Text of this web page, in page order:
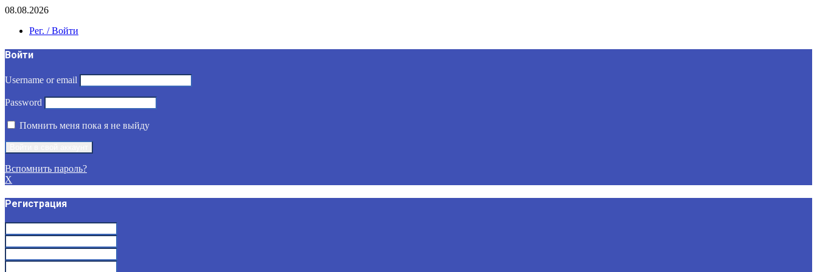
08.08.2026
Рег. / Войти
Войти
Username or email
Password
Помнить меня пока я не выйду
Вспомнить пароль?
X
Регистрация